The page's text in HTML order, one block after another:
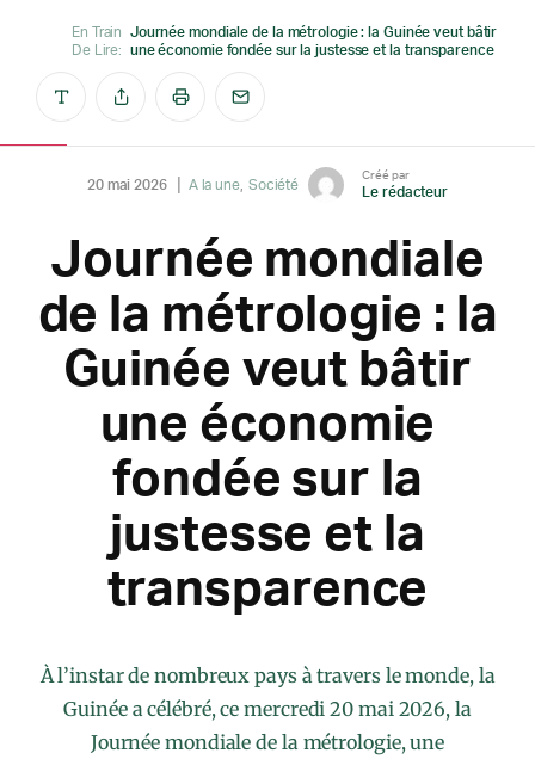
En Train
De Lire:
Journée mondiale de la métrologie : la Guinée veut bâtir
une économie fondée sur la justesse et la transparence
20 mai 2026 A la une Société
Créé par
Le rédacteur
Journée mondiale
de la métrologie : la
Guinée veut bâtir
une économie
fondée sur la
justesse et la
transparence
À l’instar de nombreux pays à travers le monde, la
Guinée a célébré, ce mercredi 20 mai 2026, la
Journée mondiale de la métrologie, une